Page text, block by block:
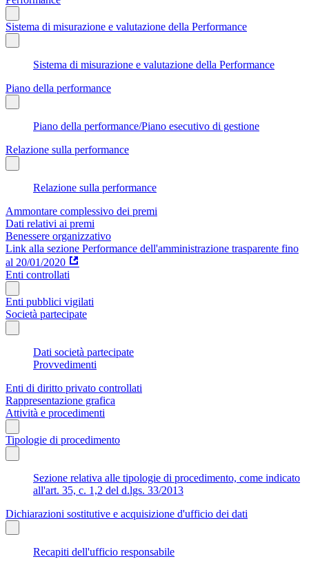
Sistema di misurazione e valutazione della Performance
Sistema di misurazione e valutazione della Performance
Piano della performance
Piano della performance/Piano esecutivo di gestione
Relazione sulla performance
Relazione sulla performance
Ammontare complessivo dei premi
Dati relativi ai premi
Benessere organizzativo
Link alla sezione Performance dell'amministrazione trasparente fino
al 20/01/2020
Enti controllati
Enti pubblici vigilati
Società partecipate
Dati società partecipate
Provvedimenti
Enti di diritto privato controllati
Rappresentazione grafica
Attività e procedimenti
Tipologie di procedimento
Sezione relativa alle tipologie di procedimento, come indicato
all'art. 35, c. 1,2 del d.lgs. 33/2013
Dichiarazioni sostitutive e acquisizione d'ufficio dei dati
Recapiti dell'ufficio responsabile